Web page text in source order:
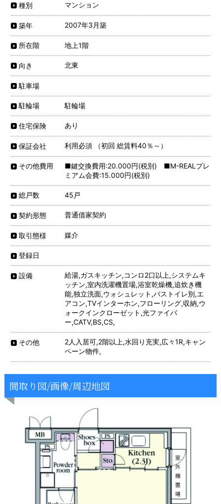
種別 マンション
築年 2007年3月築
所在階 地上1階
向き 北東
駐車場
駐輪場 駐輪場
住宅保険 あり
保証会社 利用必須 （初回 総賃料40％～）
その他費用
■鍵交換費用:20.000円(税別) ■M-REALプレ
ミアム会費:15.000円(税別)
総戸数 45戸
契約形態 普通借家契約
取引態様 媒介
登録日
設備
給湯,ガスキッチン,コンロ2口以上,システムキ
ッチン,室内洗濯機置場,浴室乾燥機,追炊き機
能,独立洗面,ウォシュレット,バストイレ別,エ
アコン,TVインターホン,フローリング,収納,ウ
ォークインクローゼット,光ファイバ
ー,CATV,BS,CS,
その他
2人入居可,2階以上,水回り充実,広々1R,キャン
ペーン物件,
間取り図/画像/周辺地図